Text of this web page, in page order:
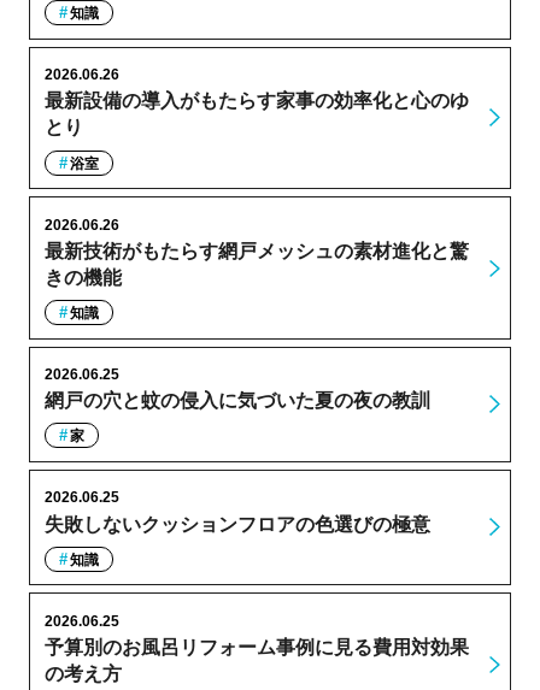
知識
最新設備の導入がもたらす家事の効率化と心のゆ
とり
2026.06.26
浴室
最新技術がもたらす網戸メッシュの素材進化と驚
きの機能
2026.06.26
知識
網戸の穴と蚊の侵入に気づいた夏の夜の教訓
2026.06.25
家
失敗しないクッションフロアの色選びの極意
2026.06.25
知識
予算別のお風呂リフォーム事例に見る費用対効果
の考え方
2026.06.25